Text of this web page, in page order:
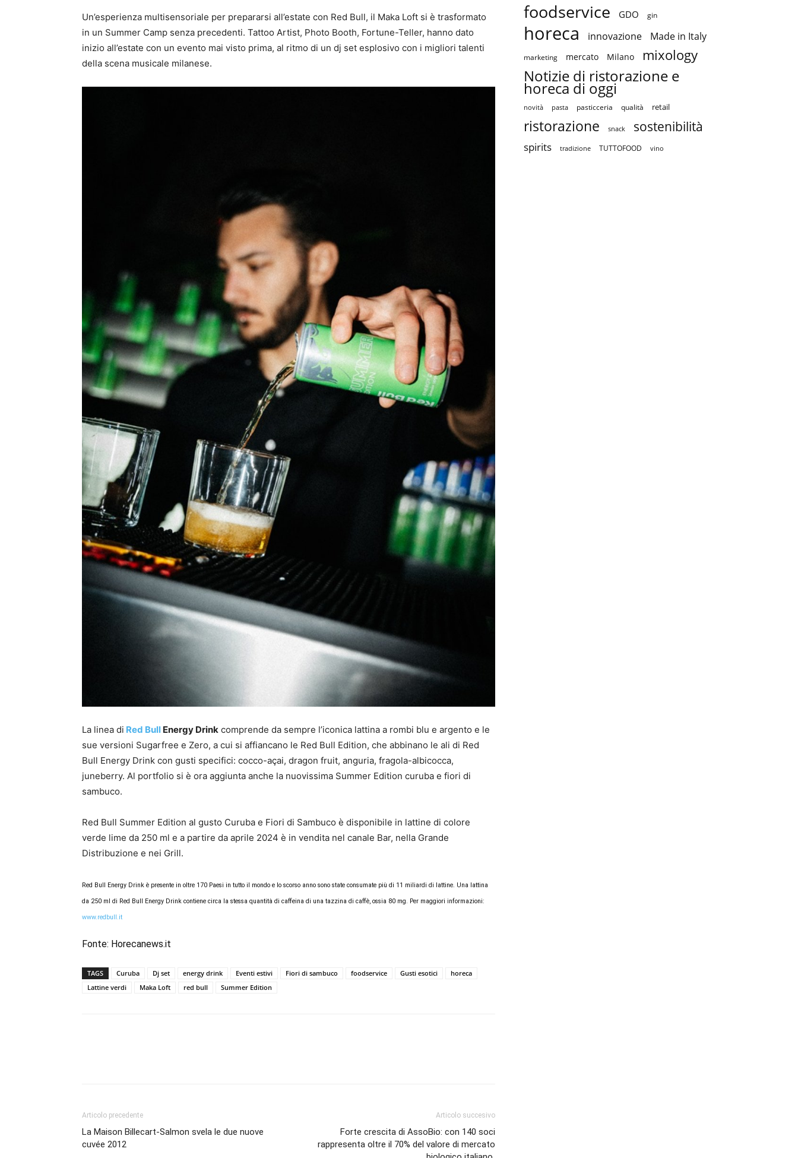
Un’esperienza multisensoriale per prepararsi all’estate con Red Bull, il Maka Loft si è trasformato
in un Summer Camp senza precedenti. Tattoo Artist, Photo Booth, Fortune-Teller, hanno dato
inizio all’estate con un evento mai visto prima, al ritmo di un dj set esplosivo con i migliori talenti
della scena musicale milanese.
La linea di Red Bull Energy Drink comprende da sempre l’iconica lattina a rombi blu e argento e le
sue versioni Sugarfree e Zero, a cui si affiancano le Red Bull Edition, che abbinano le ali di Red
Bull Energy Drink con gusti specifici: cocco-açai, dragon fruit, anguria, fragola-albicocca,
juneberry. Al portfolio si è ora aggiunta anche la nuovissima Summer Edition curuba e fiori di
sambuco.
Red Bull Summer Edition al gusto Curuba e Fiori di Sambuco è disponibile in lattine di colore
verde lime da 250 ml e a partire da aprile 2024 è in vendita nel canale Bar, nella Grande
Distribuzione e nei Grill.
Red Bull Energy Drink è presente in oltre 170 Paesi in tutto il mondo e lo scorso anno sono state consumate più di 11 miliardi di lattine. Una lattina
da 250 ml di Red Bull Energy Drink contiene circa la stessa quantità di caﬀeina di una tazzina di caﬀè, ossia 80 mg. Per maggiori informazioni:
www.redbull.it
Fonte: Horecanews.it
TAGS Curuba Dj set energy drink Eventi estivi Fiori di sambuco foodservice Gusti esotici
horeca
Lattine verdi
Maka Loft red bull Summer Edition
Articolo precedente
La Maison Billecart-Salmon svela le due nuove
cuvée 2012
Articolo succesivo
Forte crescita di AssoBio: con 140 soci
rappresenta oltre il 70% del valore di mercato
foodservice GDO gin
horeca innovazione Made in Italy
marketing mercato Milano mixology
Notizie di ristorazione e
horeca di oggi
novità pasta pasticceria qualità retail
ristorazione snack sostenibilità
spirits tradizione TUTTOFOOD vino